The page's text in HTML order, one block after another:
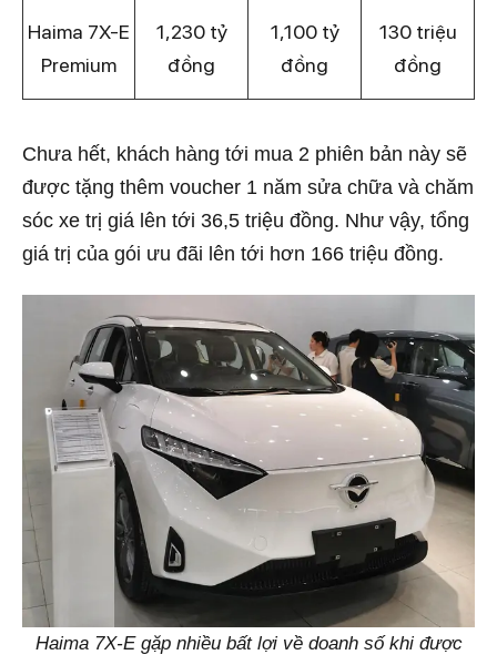
Haima 7X-E
Premium
1,230 tỷ
đồng
1,100 tỷ
đồng
130 triệu
đồng
Chưa hết, khách hàng tới mua 2 phiên bản này sẽ
được tặng thêm voucher 1 năm sửa chữa và chăm
sóc xe trị giá lên tới 36,5 triệu đồng. Như vậy, tổng
giá trị của gói ưu đãi lên tới hơn 166 triệu đồng.
Haima 7X-E gặp nhiều bất lợi về doanh số khi được